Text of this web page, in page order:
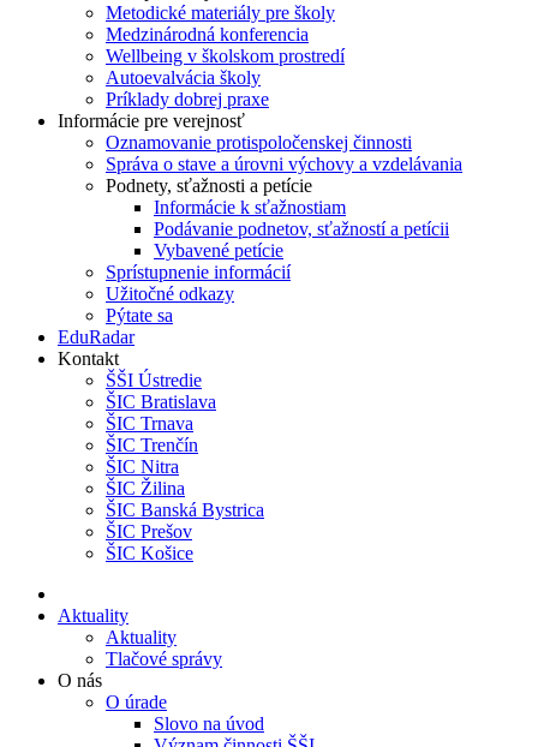
Metodické materiály pre školy
Medzinárodná konferencia
Wellbeing v školskom prostredí
Autoevalvácia školy
Príklady dobrej praxe
Informácie pre verejnosť
Oznamovanie protispoločenskej činnosti
Správa o stave a úrovni výchovy a vzdelávania
Podnety, sťažnosti a petície
Informácie k sťažnostiam
Podávanie podnetov, sťažností a petícii
Vybavené petície
Sprístupnenie informácií
Užitočné odkazy
Pýtate sa
EduRadar
Kontakt
ŠŠI Ústredie
ŠIC Bratislava
ŠIC Trnava
ŠIC Trenčín
ŠIC Nitra
ŠIC Žilina
ŠIC Banská Bystrica
ŠIC Prešov
ŠIC Košice
Aktuality
Aktuality
Tlačové správy
O nás
O úrade
Slovo na úvod